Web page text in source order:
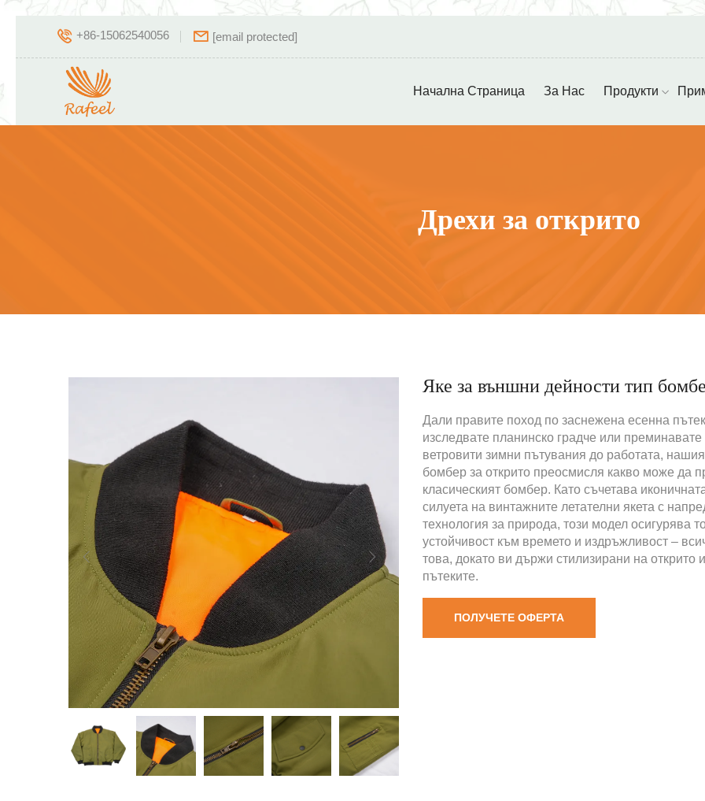
+86-15062540056 [email protected]
Начална Страница За Нас Продукти
Дрехи за открито
Яке за външни дейности тип
Дали правите поход по заснежена есенна
изследвате планинско градче или преминавате
ветровити зимни пътувания до работата,
бомбер за открито преосмисля какво може да
класическият бомбер. Като съчетава
силуета на винтажните летателни якета с
технология за природа, този модел осигурява
устойчивост към времето и издръжливост –
това, докато ви държи стилизирани на открито
пътеките.
ПОЛУЧЕТЕ ОФЕРТА